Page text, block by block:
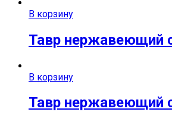
В корзину
Тавр нержавеющий
В корзину
Тавр нержавеющий